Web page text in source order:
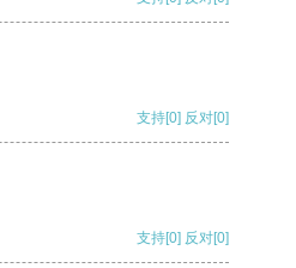
支持[0] 反对[0]
支持[0] 反对[0]